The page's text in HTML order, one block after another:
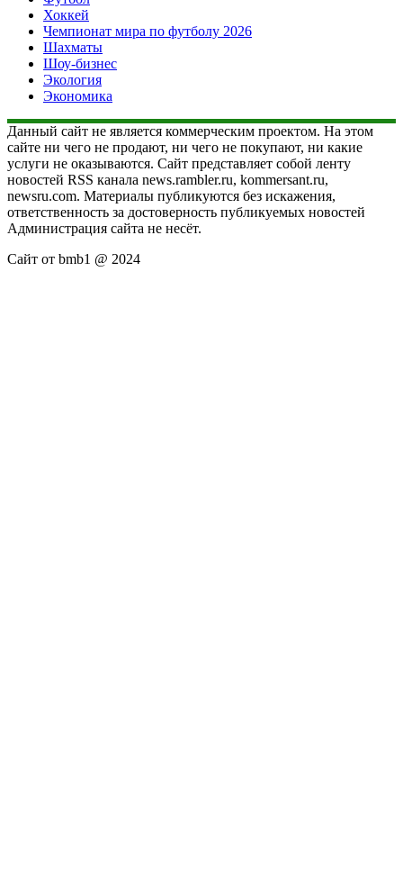
Хоккей
Чемпионат мира по футболу 2026
Шахматы
Шоу-бизнес
Экология
Экономика
Данный сайт не является коммерческим проектом. На этом
сайте ни чего не продают, ни чего не покупают, ни какие
услуги не оказываются. Сайт представляет собой ленту
новостей RSS канала news.rambler.ru, kommersant.ru,
newsru.com. Материалы публикуются без искажения,
ответственность за достоверность публикуемых новостей
Администрация сайта не несёт.
Сайт от bmb1 @ 2024